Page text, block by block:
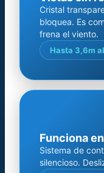
Cristal
bloquea. Es
frena el viento.
Hasta 3,6m
Funciona
Sistema de
silencioso.